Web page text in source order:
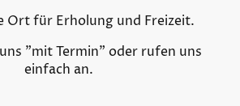
Ort für Erholung und Freizeit.
"mit Termin" oder rufen uns
einfach an.